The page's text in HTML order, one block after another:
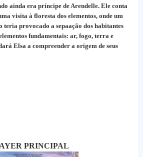
ainda era príncipe de Arendelle. Ele conta
visita à floresta dos elementos, onde um
teria provocado a sepaação dos habitantes
fundamentais: ar, fogo, terra e
Elsa a compreender a origem de seus
PRINCIPAL